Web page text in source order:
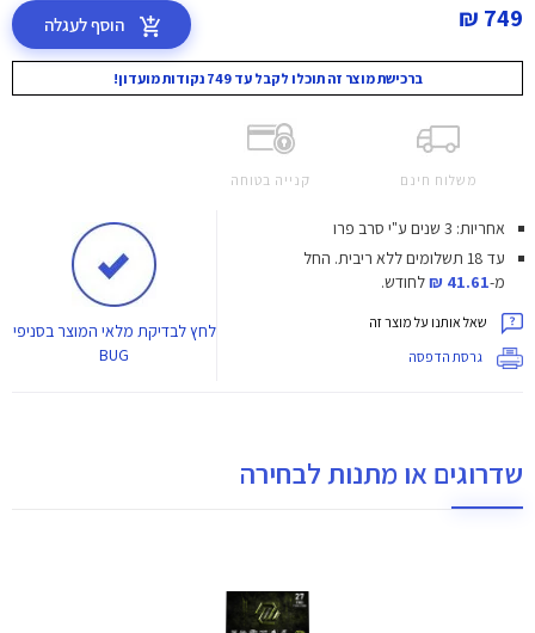
749 ₪ הוסף לעגלה
ברכישת מוצר זה תוכלו לקבל עד 749 נקודות מועדון!
משלוח חינם קנייה בטוחה
אחריות: 3 שנים ע"י סרב פרו
עד 18 תשלומים ללא ריבית.
החל
מ-41.61 ₪ לחודש.
שאל אותנו על מוצר זה
גרסת הדפסה
לחץלבדיקת מלאי המוצר בסניפי
BUG
שדרוגים או מתנות לבחירה